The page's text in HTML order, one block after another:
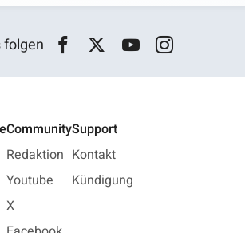
folgen
Community
Redaktion
Youtube
X
Support
Kontakt
Kündigung